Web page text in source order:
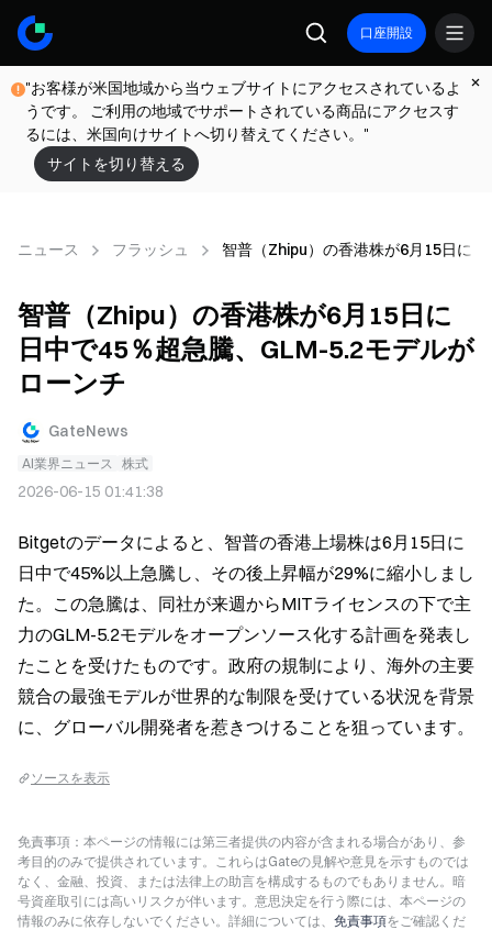
口座開設
"お客様が米国地域から当ウェブサイトにアクセスされているよ
うです。 ご利用の地域でサポートされている商品にアクセスす
るには、米国向けサイトへ切り替えてください。"
サイトを切り替える
ニュース フラッシュ 智普（Zhipu）の香港株が6月15日に
智普（Zhipu）の香港株が6月15日に
日中で45％超急騰、GLM-5.2モデルが
ローンチ
GateNews
AI業界ニュース 株式
2026-06-15 01:41:38
Bitgetのデータによると、智普の香港上場株は6月15日に
日中で45%以上急騰し、その後上昇幅が29%に縮小しまし
た。この急騰は、同社が来週からMITライセンスの下で主
力のGLM-5.2モデルをオープンソース化する計画を発表し
たことを受けたものです。政府の規制により、海外の主要
競合の最強モデルが世界的な制限を受けている状況を背景
に、グローバル開発者を惹きつけることを狙っています。
ソースを表示
免責事項：本ページの情報には第三者提供の内容が含まれる場合があり、参
考目的のみで提供されています。これらはGateの見解や意見を示すものでは
なく、金融、投資、または法律上の助言を構成するものでもありません。暗
号資産取引には高いリスクが伴います。意思決定を行う際には、本ページの
情報のみに依存しないでください。詳細については、 免責事項をご確認くだ